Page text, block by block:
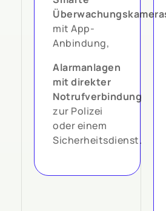
mit App-
Anbindung,
Alarmanlagen
mit direkter
Notrufverbindung
zur Polizei
oder einem
Sicherheitsdienst.